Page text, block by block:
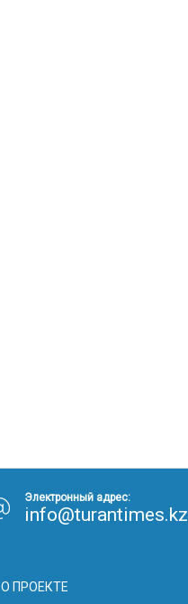
О ПРОЕКТЕ
Электронный адрес:
info@turantimes.kz